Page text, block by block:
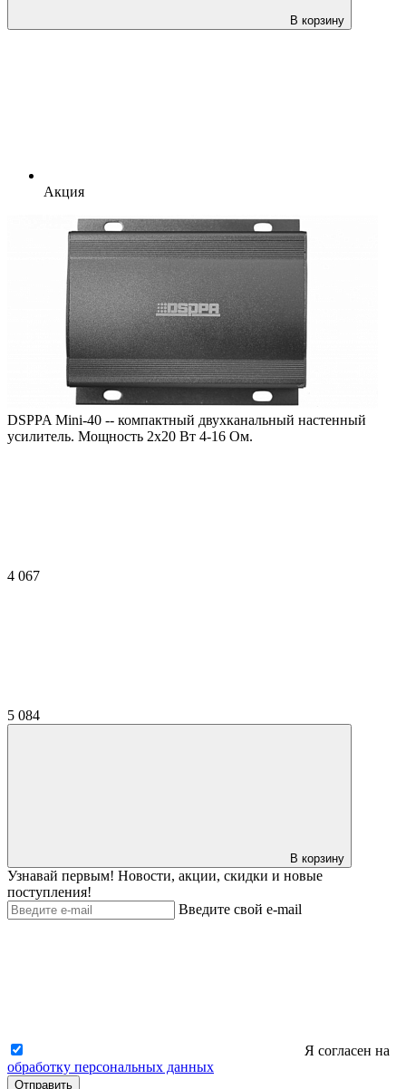
В корзину
Акция
DSPPA Mini-40 -- компактный двухканальный настенный
усилитель. Мощность 2х20 Вт 4-16 Ом.
4 067
5 084
В корзину
Узнавай первым! Новости, акции, скидки и новые
поступления!
Введите свой e-mail
Я согласен на
обработку персональных данных
Отправить